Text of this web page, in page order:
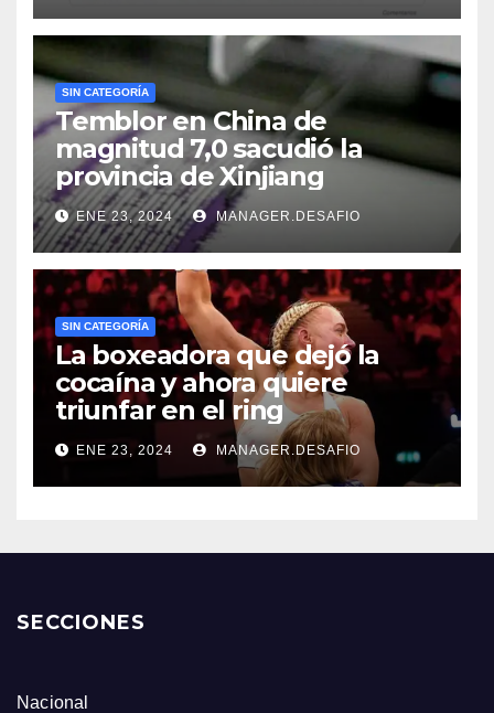
SIN CATEGORÍA
Temblor en China de
magnitud 7,0 sacudió la
provincia de Xinjiang
ENE 23, 2024 MANAGER.DESAFIO
SIN CATEGORÍA
La boxeadora que dejó la
cocaína y ahora quiere
triunfar en el ring​
ENE 23, 2024 MANAGER.DESAFIO
SECCIONES
Nacional